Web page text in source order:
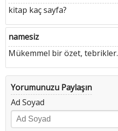
kitap kaç sayfa?
namesiz
Mükemmel bir özet, tebrikler.
Yorumunuzu Paylaşın
Ad Soyad